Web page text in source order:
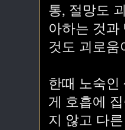
통, 절망도
아하는 것과
것도 괴로움
한때 노숙인
게 호흡에
지 않고 다